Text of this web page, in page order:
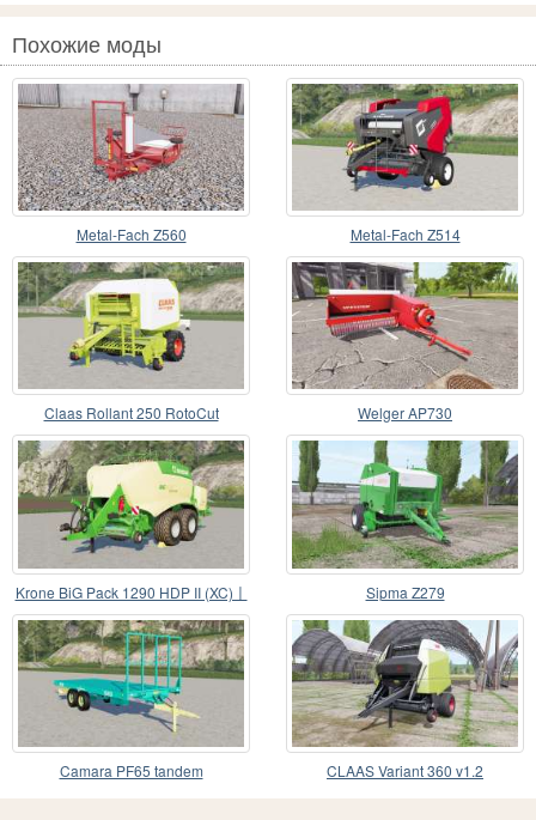
Похожие моды
Metal-Fach Z560 Metal-Fach Z514
Claas Rollant 250 RotoCut Welger AP730
Krone BiG Pack 1290 HDP II (XC)〡
square baler
Sipma Z279
Camara PF65 tandem CLAAS Variant 360 v1.2